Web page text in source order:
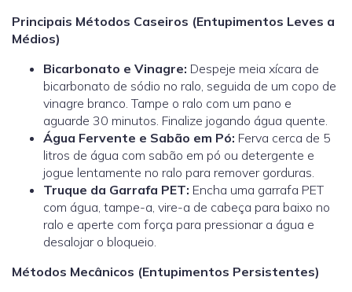
Principais Métodos Caseiros (Entupimentos Leves a
Médios)
Bicarbonato e Vinagre: Despeje meia xícara de
bicarbonato de sódio no ralo, seguida de um copo de
vinagre branco. Tampe o ralo com um pano e
aguarde 30 minutos. Finalize jogando água quente.
Água Fervente e Sabão em Pó: Ferva cerca de 5
litros de água com sabão em pó ou detergente e
jogue lentamente no ralo para remover gorduras.
Truque da Garrafa PET: Encha uma garrafa PET
com água, tampe-a, vire-a de cabeça para baixo no
ralo e aperte com força para pressionar a água e
desalojar o bloqueio.
Métodos Mecânicos (Entupimentos Persistentes)